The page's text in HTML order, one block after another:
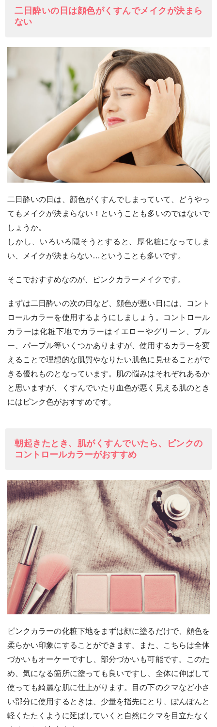
二日酔いの日は顔色がくすんでメイクが決まら
ない
二日酔いの日は、顔色がくすんでしまっていて、どうやっ
てもメイクが決まらない！ということも多いのではないで
しょうか。
しかし、いろいろ隠そうとすると、厚化粧になってしま
い、メイクが決まらない…ということも多いです。
そこでおすすめなのが、ピンクカラーメイクです。
まずは二日酔いの次の日など、顔色が悪い日には、コント
ロールカラーを使用するようにしましょう。コントロール
カラーは化粧下地でカラーはイエローやグリーン、ブル
ー、パープル等いくつかありますが、使用するカラーを変
えることで理想的な肌質やなりたい肌色に見せることがで
きる優れものとなっています。肌の悩みはそれぞれあるか
と思いますが、くすんでいたり血色が悪く見える肌のとき
にはピンク色がおすすめです。
朝起きたとき、肌がくすんでいたら、ピンクの
コントロールカラーがおすすめ
ピンクカラーの化粧下地をまずは顔に塗るだけで、顔色を
柔らかい印象にすることができます。また、こちらは全体
づかいもオーケーですし、部分づかいも可能です。このた
め、気になる箇所に塗っても良いですし、全体に伸ばして
使っても綺麗な肌に仕上がります。目の下のクマなど小さ
い部分に使用するときは、少量を指先にとり、ぽんぽんと
軽くたたくように延ばしていくと自然にクマを目立たなく